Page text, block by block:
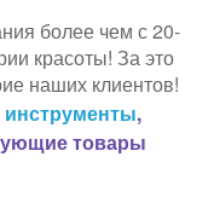
более чем с 20-
красоты! За это
наших клиентов!
инструменты,
товары